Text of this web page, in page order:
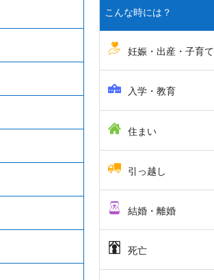
こんな時には？
妊娠・出産・子育て
入学・教育
住まい
引っ越し
結婚・離婚
死亡